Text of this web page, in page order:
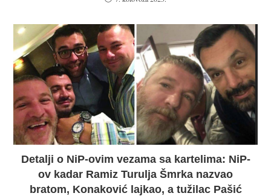
Detalji o NiP-ovim vezama sa kartelima: NiP-
ov kadar Ramiz Turulja Šmrka nazvao
bratom, Konaković lajkao, a tužilac Pašić